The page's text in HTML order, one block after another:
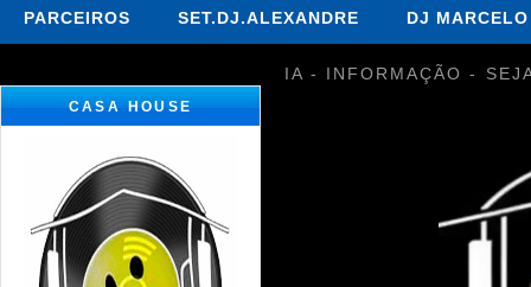
PARCEIROS SET.DJ.ALEXANDRE DJ
CASA HOUSE
IA - INFORMAÇÃO -